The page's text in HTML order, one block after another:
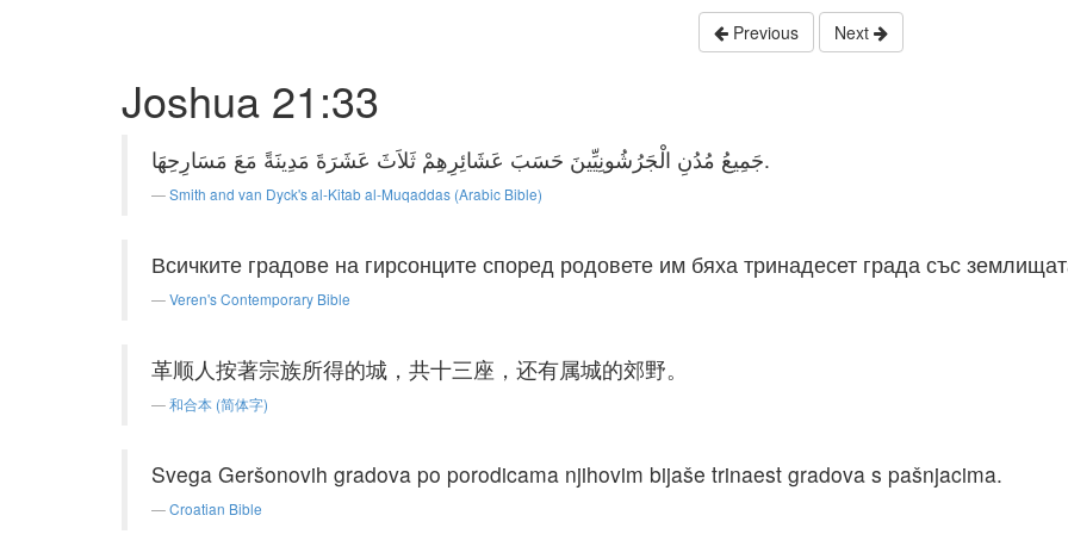
Previous Next
Joshua 21:33
جَمِيعُ مُدُنِ الْجَرُشُونِيِّينَ حَسَبَ عَشَائِرِهِمْ ثَلاَثَ عَشَرَةَ مَدِينَةً مَعَ مَسَارِحِهَا.
Smith and van Dyck's al-Kitab al-Muqaddas (Arabic Bible)
Всичките градове на гирсонците според родовете им бяха тринадесет града със
Veren's Contemporary Bible
革顺人按著宗族所得的城，共十三座，还有属城的郊野。
和合本 (简体字)
Svega Geršonovih gradova po porodicama njihovim bijaše trinaest gradova s pašnjacima.
Croatian Bible